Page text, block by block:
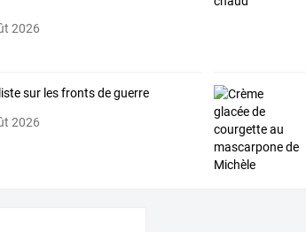
2026
sur les fronts de guerre
2026